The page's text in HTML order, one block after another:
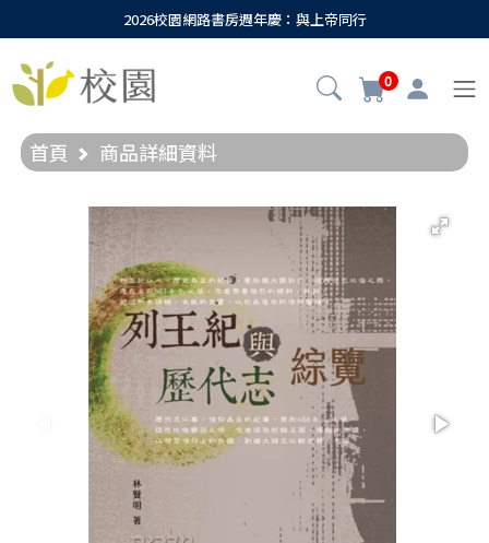
2026校園網路書房週年慶：與上帝同行
0
首頁 商品詳細資料